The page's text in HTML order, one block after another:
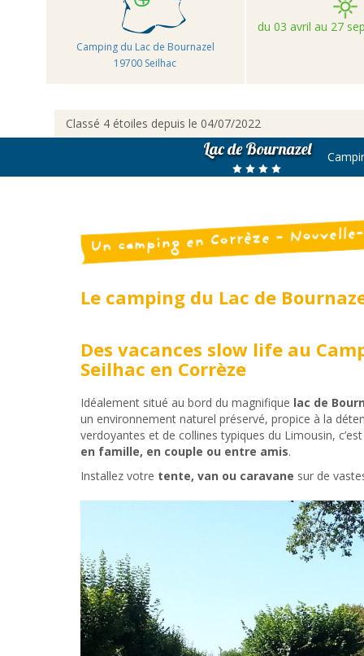
Camping du Lac de Bournazel
19700 Seilhac
du 03 avril au 27
Classé 4 étoiles depuis le 04/07/2022
Lac de Bournazel
Un camping en Corrèze -
Le camping du Lac de
Des vacances slow life au
Seilhac en Corrèze
Idéalement situé au bord du magnifique lac de
un environnement naturel préservé, propice à la
verdoyantes et de collines typiques du Limousin,
en famille, en couple ou entre amis.
Installez votre tente, van ou caravane sur de